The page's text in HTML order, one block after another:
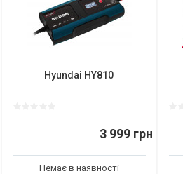
Hyundai HY810
3 999 грн
Немає в наявності